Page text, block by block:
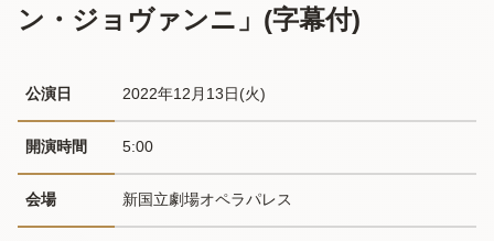
ン・ジョヴァンニ」(字幕付)
公演日 2022年12月13日(火)
開演時間 5:00
会場 新国立劇場オペラパレス